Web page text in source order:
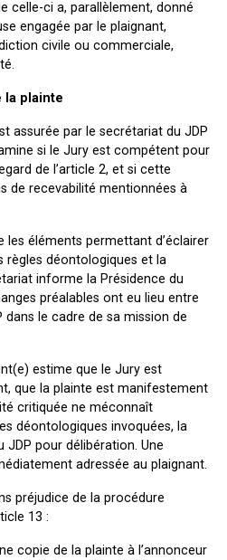
celle-ci a, parallèlement, donné
engagée par le plaignant,
civile ou commerciale,
la plainte
assurée par le secrétariat du JDP
si le Jury est compétent pour
de l’article 2, et si cette
de recevabilité mentionnées à
les éléments permettant d’éclairer
règles déontologiques et la
informe la Présidence du
préalables ont eu lieu entre
dans le cadre de sa mission de
estime que le Jury est
que la plainte est manifestement
critiquée ne méconnaît
déontologiques invoquées, la
JDP pour délibération. Une
adressée au plaignant.
préjudice de la procédure
13 :
copie de la plainte à l’annonceur